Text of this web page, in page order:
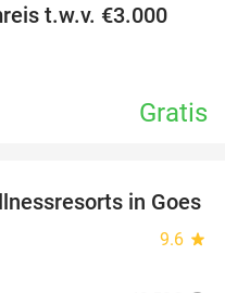
t.w.v. €3.000
Gratis
49%
in Goes
9.6 star